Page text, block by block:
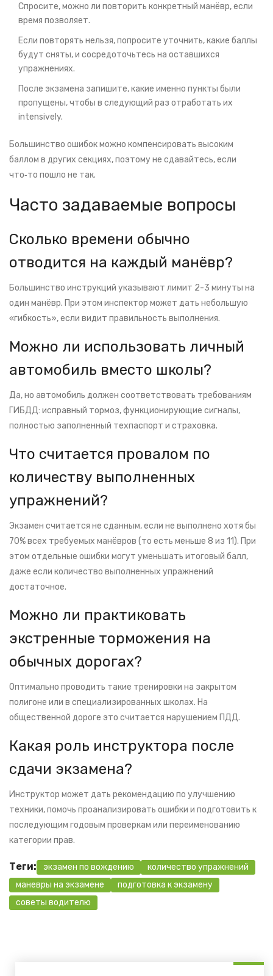
Спросите, можно ли повторить конкретный манёвр, если
время позволяет.
Если повторять нельзя, попросите уточнить, какие баллы
будут сняты, и сосредоточьтесь на оставшихся
упражнениях.
После экзамена запишите, какие именно пункты были
пропущены, чтобы в следующий раз отработать их
intensively.
Большинство ошибок можно компенсировать высоким
баллом в других секциях, поэтому не сдавайтесь, если
что‑то пошло не так.
Часто задаваемые вопросы
Сколько времени обычно
отводится на каждый манёвр?
Большинство инструкций указывают лимит 2-3 минуты на
один манёвр. При этом инспектор может дать небольшую
«гибкость», если видит правильность выполнения.
Можно ли использовать личный
автомобиль вместо школы?
Да, но автомобиль должен соответствовать требованиям
ГИБДД: исправный тормоз, функционирующие сигналы,
полностью заполненный техпаспорт и страховка.
Что считается провалом по
количеству выполненных
упражнений?
Экзамен считается не сданным, если не выполнено хотя бы
70% всех требуемых манёвров (то есть меньше 8 из 11). При
этом отдельные ошибки могут уменьшать итоговый балл,
даже если количество выполненных упражнений
достаточное.
Можно ли практиковать
экстренные торможения на
обычных дорогах?
Оптимально проводить такие тренировки на закрытом
полигоне или в специализированных школах. На
общественной дороге это считается нарушением ПДД.
Какая роль инструктора после
сдачи экзамена?
Инструктор может дать рекомендацию по улучшению
техники, помочь проанализировать ошибки и подготовить к
последующим годовым проверкам или переименованию
категории прав.
Теги: экзамен по вождению
количество упражнений
маневры на экзамене
подготовка к экзамену
советы водителю